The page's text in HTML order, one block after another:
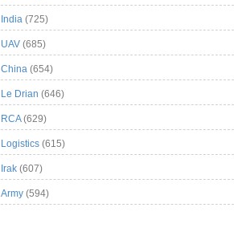
India (725)
UAV (685)
China (654)
Le Drian (646)
RCA(629)
Logistics (615)
Irak (607)
Army (594)